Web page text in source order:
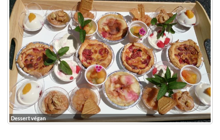
Dessert végan